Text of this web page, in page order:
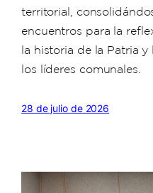
territorial,
encuentros para la
la historia de la Patria
los líderes comunales.
28 de julio de 2026